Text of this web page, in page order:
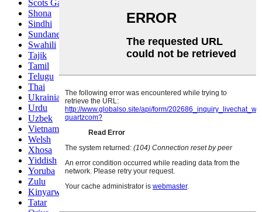
Scots Gaelic
Shona
Sindhi
Sundanese
Swahili
Tajik
Tamil
Telugu
Thai
Ukrainian
Urdu
Uzbek
Vietnamese
Welsh
Xhosa
Yiddish
Yoruba
Zulu
Kinyarwanda
Tatar